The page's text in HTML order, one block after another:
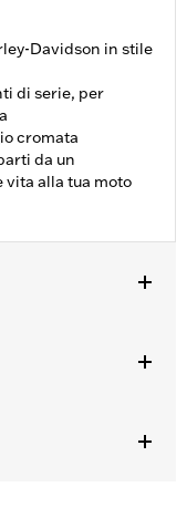
Davidson in stile
di serie, per
cromata
da un
alla tua moto
e FLHTKL dal '15 in